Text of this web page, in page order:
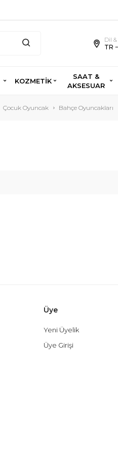
Dil
TR
KOZMETİK
SAAT &
AKSESUAR
Çocuk Oyuncak Bahçe Oyuncakları
Üye
Yeni Üyelik
Üye Girişi